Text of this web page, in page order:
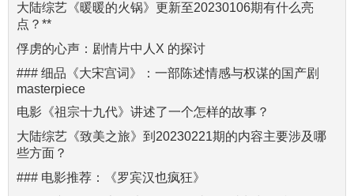
大陆综艺《暖暖的火锅》更新至20230106期有什么亮
点？**
俘虏的心声：剧情片中人X 的探讨
### 细品《大宋宫词》：一部陈述情感与权谋的国产剧
masterpiece
电影《祖宗十九代》讲述了一个怎样的故事？
大陆综艺《致美之旅》到20230221期的内容主要涉及哪
些方面？
### 电影推荐：《罗宾汉也疯狂》